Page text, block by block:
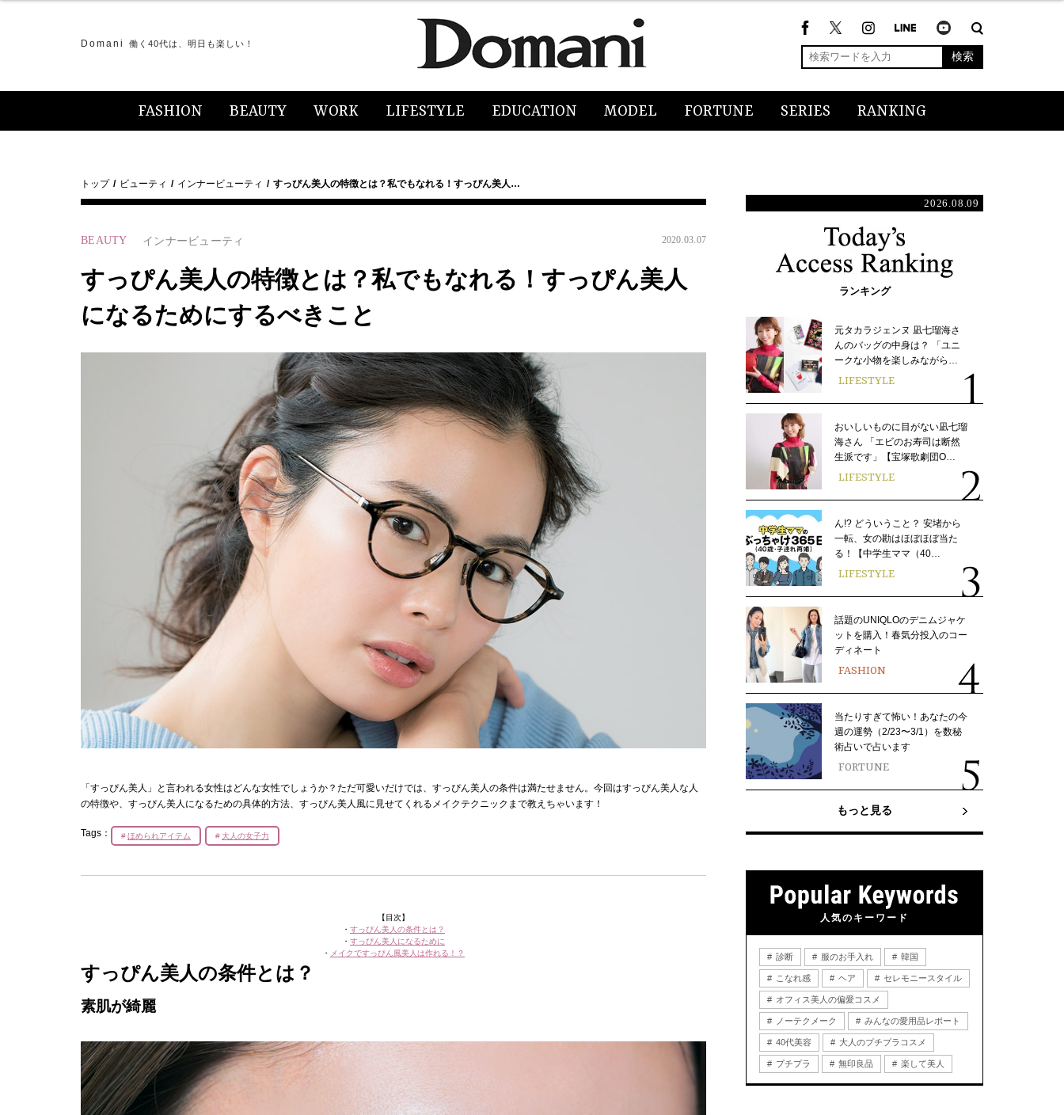
Domani 働く40代は、明日も楽しい！
検索
FASHION BEAUTY WORK LIFESTYLE EDUCATION MODEL FORTUNE SERIES RANKING
トップ ビューティ インナービューティ すっぴん美人の特徴とは？私でもなれる！すっぴん美人…
BEAUTY インナービューティ 2020.03.07
すっぴん美人の特徴とは？私でもなれる！すっぴん美人
になるためにするべきこと
「すっぴん美人」と言われる女性はどんな女性でしょうか？ただ可愛いだけでは、すっぴん美人の条件は満たせません。今回はすっぴん美人な人
の特徴や、すっぴん美人になるための具体的方法、すっぴん美人風に見せてくれるメイクテクニックまで教えちゃいます！
Tags： ほめられアイテム 大人の女子力
【目次】
・ すっぴん美人の条件とは？
・ すっぴん美人になるために
・
メイクですっぴん風美人は作れる！？
すっぴん美人の条件とは？
素肌が綺麗
2026.08.09
ランキング
元タカラジェンヌ 凪七瑠海さ
んのバッグの中身は？ 「ユニ
ークな小物を楽しみながら…
LIFESTYLE
おいしいものに目がない凪七瑠
海さん 「エビのお寿司は断然
生派です」【宝塚歌劇団O…
LIFESTYLE
ん!? どういうこと？ 安堵から
一転、女の勘はほぼほぼ当た
る！【中学生ママ（40…
LIFESTYLE
話題のUNIQLOのデニムジャケ
ットを購入！春気分投入のコー
ディネート
FASHION
当たりすぎて怖い！あなたの今
週の運勢（2/23〜3/1）を数秘
術占いで占います
FORTUNE
もっと見る
人気のキーワード
診断 服のお手入れ 韓国
こなれ感 ヘア セレモニースタイル
オフィス美人の偏愛コスメ
ノーテクメーク みんなの愛用品レポート
40代美容 大人のプチプラコスメ
プチプラ 無印良品 楽して美人